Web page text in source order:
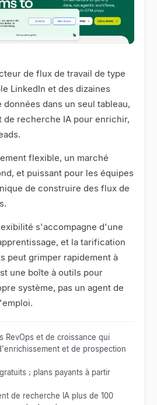
de flux de travail de type
LinkedIn et des dizaines
dans un seul tableau,
de recherche IA pour enrichir,
flexible, un marché
et puissant pour les équipes
de construire des flux de
s'accompagne d'une
et la tarification
peut grimper rapidement à
une boîte à outils pour
système, pas un agent de
RevOps et de croissance qui
et de prospection
; plans payants à partir
de recherche IA plus de 100